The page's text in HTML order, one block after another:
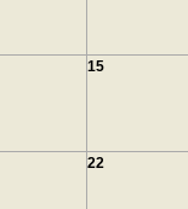
15
22